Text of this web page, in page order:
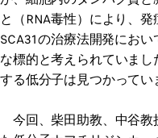
と（RNA毒性）により、発
SCA31の治療法開発にお
な標的と考えられていま
する低分子は見つかってい
今回、柴田助教、中谷教